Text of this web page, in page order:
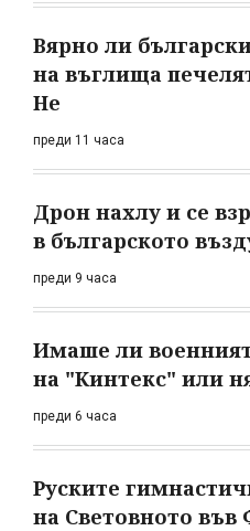
Вярно ли
на въглища
Не
преди 11 часа
Дрон нахлу и се
в българското
преди 9 часа
Имаше ли
на "Кинтекс" или
преди 6 часа
Руските
на Световното